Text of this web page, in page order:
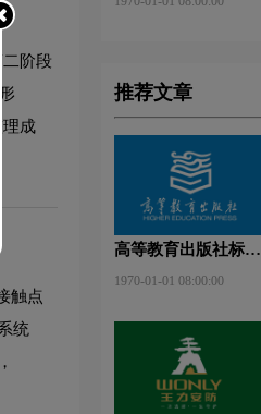
阶段
成
触点
统
推荐文章
高等教育出版社标志
1970-01-01 08:00:00